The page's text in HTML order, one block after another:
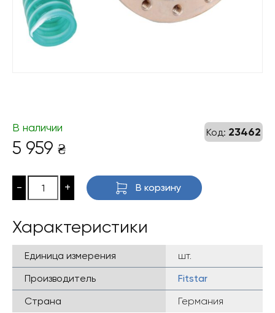
Код: 23462
В наличии
5 959 ₴
- + В корзину
Характеристики
Единица измерения
шт.
Производитель
Fitstar
Страна
Германия